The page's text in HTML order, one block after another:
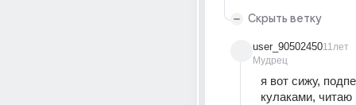
Скрыть ветку
user_90502450
Мудрец
11лет
я вот сижу,
кулаками, читаю